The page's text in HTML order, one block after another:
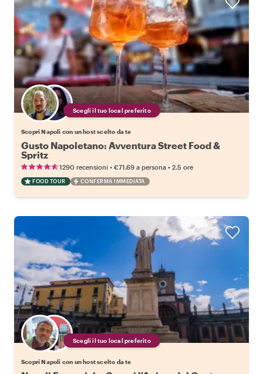
Scegli il tuo local preferito
Scopri Napoli con un host scelto da te
Gusto Napoletano: Avventura Street Food &
Spritz
1290 recensioni • €71.69 a persona • 2.5 ore
FOOD TOUR CONFERMA IMMEDIATA
Scegli il tuo local preferito
Scopri Napoli con un host scelto da te